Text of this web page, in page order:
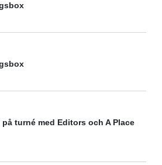
turné med Editors och A Place